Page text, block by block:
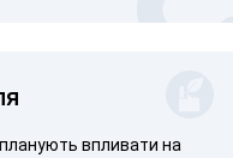
впливати на